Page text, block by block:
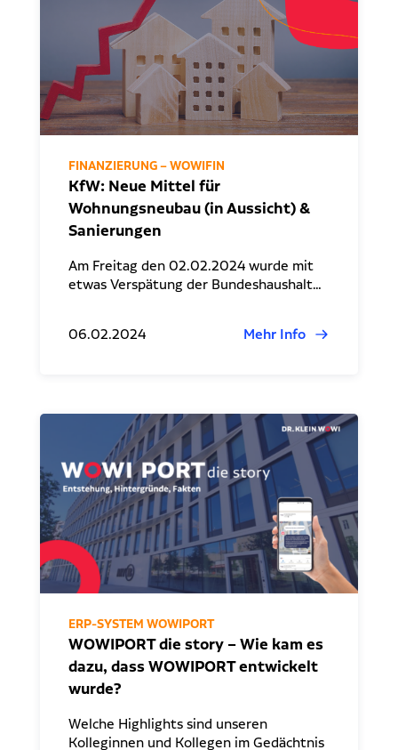
FINANZIERUNG – WOWIFIN
KfW: Neue Mittel für
Wohnungsneubau (in Aussicht) &
Sanierungen
Am Freitag den 02.02.2024 wurde mit
etwas Verspätung der Bundeshaushalt…
06.02.2024 Mehr Info
ERP-SYSTEM WOWIPORT
WOWIPORT die story – Wie kam es
dazu, dass WOWIPORT entwickelt
wurde?
Welche Highlights sind unseren
Kolleginnen und Kollegen im Gedächtnis